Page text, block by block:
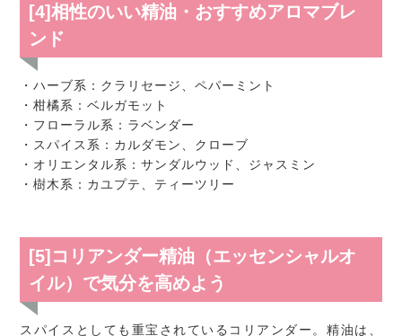
[4]相性のいい精油・おすすめアロマブレ
ンド
・ハーブ系：クラリセージ、ペパーミント
・柑橘系：ベルガモット
・フローラル系：ラベンダー
・スパイス系：カルダモン、クローブ
・オリエンタル系：サンダルウッド、ジャスミン
・樹木系：カユプテ、ティーツリー
[5]コリアンダー精油（エッセンシャルオ
イル）で気分を高めよう
スパイスとしても重宝されているコリアンダー。精油は、